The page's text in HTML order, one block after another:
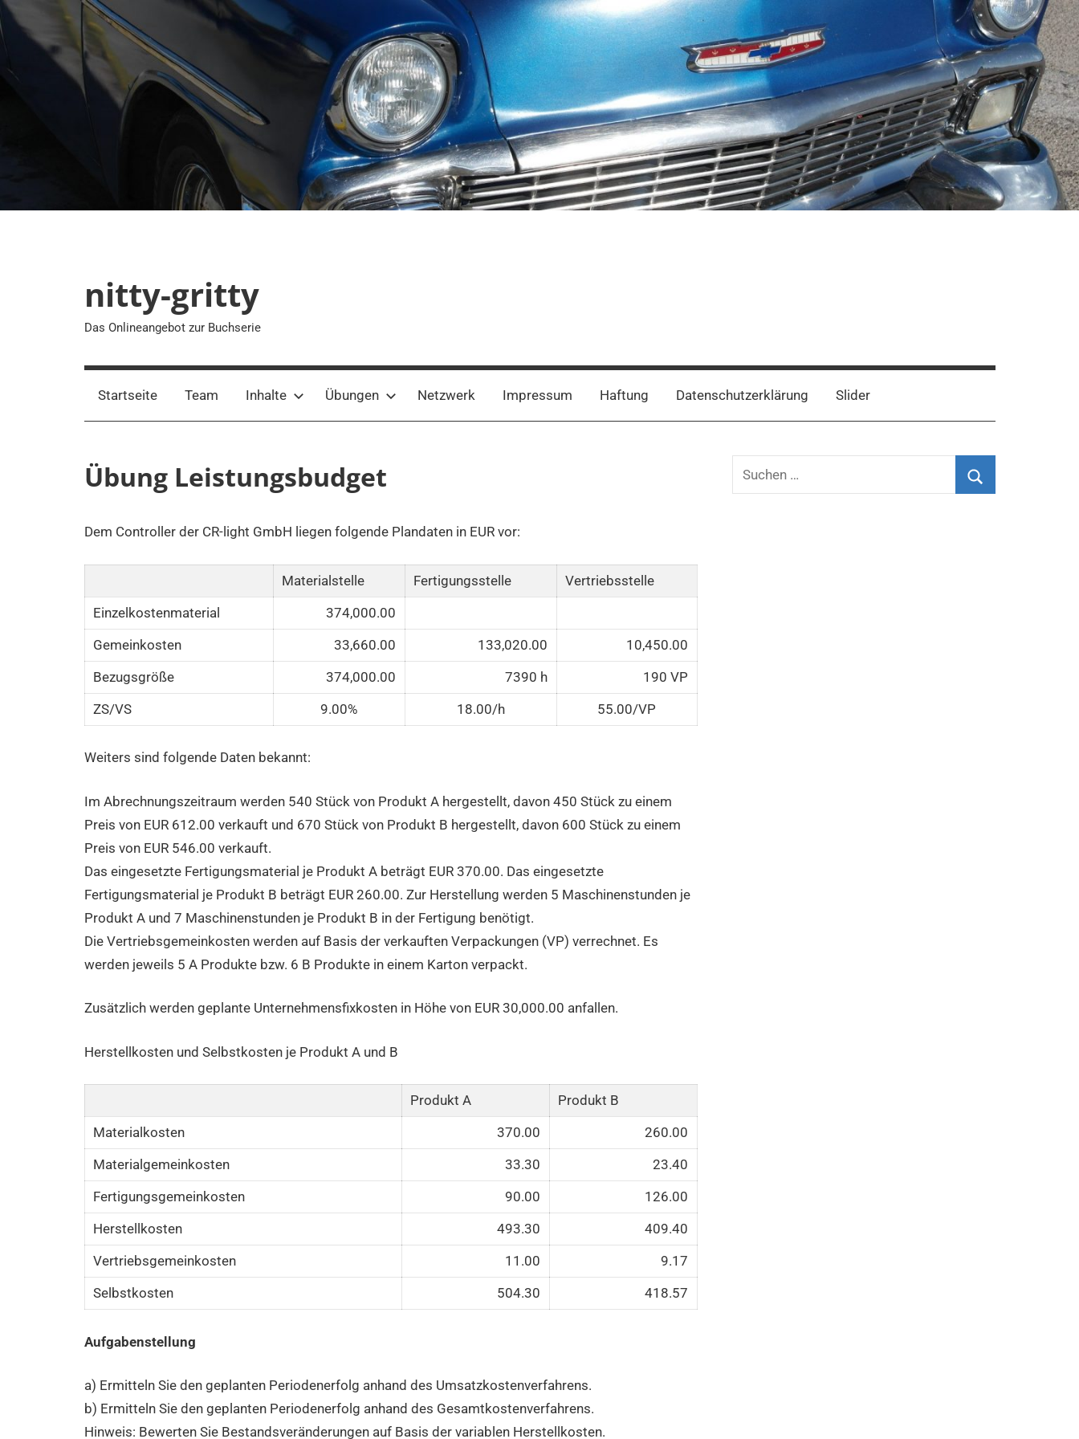
Zum
Inhalt
nitty-gritty
Das Onlineangebot zur Buchserie
Startseite Team Inhalte Übungen Netzwerk Impressum Haftung Datenschutzerklärung Slider
Übung Leistungsbudget
Dem Controller der CR-light GmbH liegen folgende Plandaten in EUR vor:
Materialstelle Fertigungsstelle
Vertriebsstelle
Einzelkostenmaterial
374,000.00
Gemeinkosten
33,660.00 133,020.00
10,450.00
Bezugsgröße
374,000.00 7390 h
190 VP
ZS/VS
9.00% 18.00/h 55.00/VP
Weiters sind folgende Daten bekannt:
Im Abrechnungszeitraum werden 540 Stück von Produkt A hergestellt, davon 450 Stück zu einem
Preis von EUR 612.00 verkauft und 670 Stück von Produkt B hergestellt, davon 600 Stück zu einem
Preis von EUR 546.00 verkauft.
Das eingesetzte Fertigungsmaterial je Produkt A beträgt EUR 370.00. Das eingesetzte
Fertigungsmaterial je Produkt B beträgt EUR 260.00. Zur Herstellung werden 5 Maschinenstunden je
Produkt A und 7 Maschinenstunden je Produkt B in der Fertigung benötigt.
Die Vertriebsgemeinkosten werden auf Basis der verkauften Verpackungen (VP) verrechnet. Es
werden jeweils 5 A Produkte bzw. 6 B Produkte in einem Karton verpackt.
Zusätzlich werden geplante Unternehmensfixkosten in Höhe von EUR 30,000.00 anfallen.
Herstellkosten und Selbstkosten je Produkt A und B
Produkt A
Produkt B
Materialkosten
370.00
260.00
Materialgemeinkosten
33.30
23.40
Fertigungsgemeinkosten
90.00
126.00
Herstellkosten
493.30
409.40
Vertriebsgemeinkosten
11.00
9.17
Selbstkosten
504.30 418.57
Aufgabenstellung
a) Ermitteln Sie den geplanten Periodenerfolg anhand des Umsatzkostenverfahrens.
b) Ermitteln Sie den geplanten Periodenerfolg anhand des Gesamtkostenverfahrens.
Hinweis: Bewerten Sie Bestandsveränderungen auf Basis der variablen Herstellkosten.
Suchen
nach: